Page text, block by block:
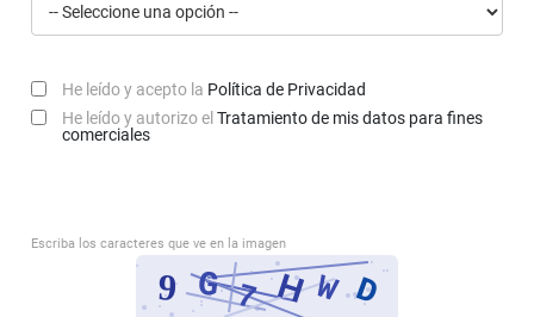
He leído y acepto la Política de Privacidad
He leído y autorizo el Tratamiento de mis datos para fines
comerciales
Escriba los caracteres que ve en la imagen
9 G 7 HW D